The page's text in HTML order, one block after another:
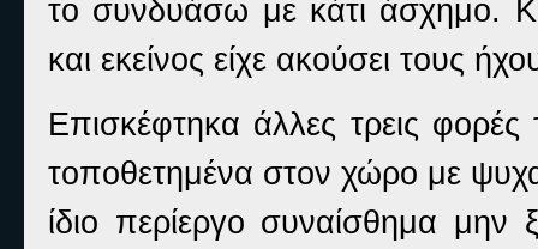
το συνδυάσω με κάτι άσχημο.
και εκείνος είχε ακούσει τους
Επισκέφτηκα άλλες τρεις
τοποθετημένα στον χώρο με
ίδιο περίεργο συναίσθημα μην